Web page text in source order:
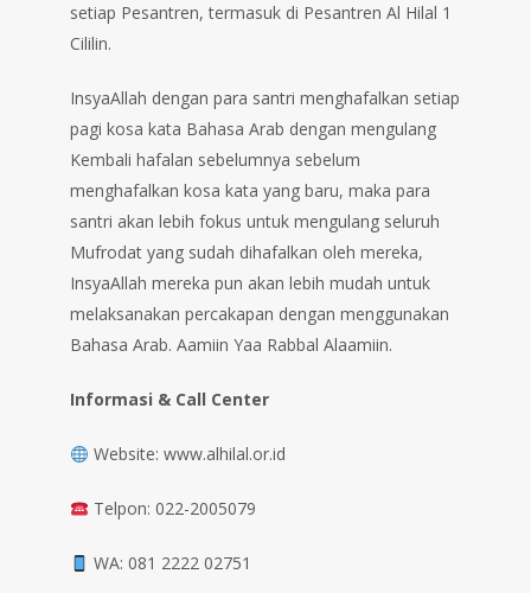
setiap Pesantren, termasuk di Pesantren Al Hilal 1
Cililin.
InsyaAllah dengan para santri menghafalkan setiap
pagi kosa kata Bahasa Arab dengan mengulang
Kembali hafalan sebelumnya sebelum
menghafalkan kosa kata yang baru, maka para
santri akan lebih fokus untuk mengulang seluruh
Mufrodat yang sudah dihafalkan oleh mereka,
InsyaAllah mereka pun akan lebih mudah untuk
melaksanakan percakapan dengan menggunakan
Bahasa Arab. Aamiin Yaa Rabbal Alaamiin.
Informasi & Call Center
Website: www.alhilal.or.id
Telpon: 022-2005079
WA: 081 2222 02751